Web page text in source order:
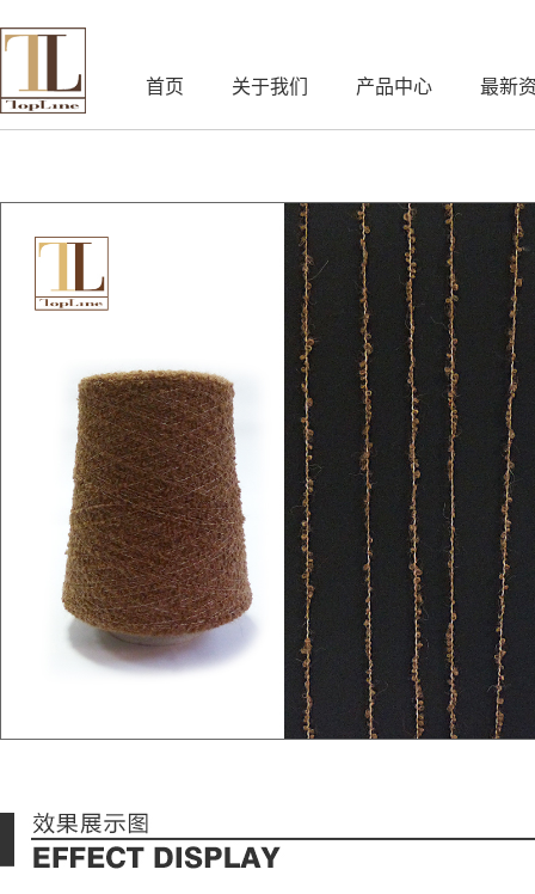
首页 关于我们 产品中心 最新